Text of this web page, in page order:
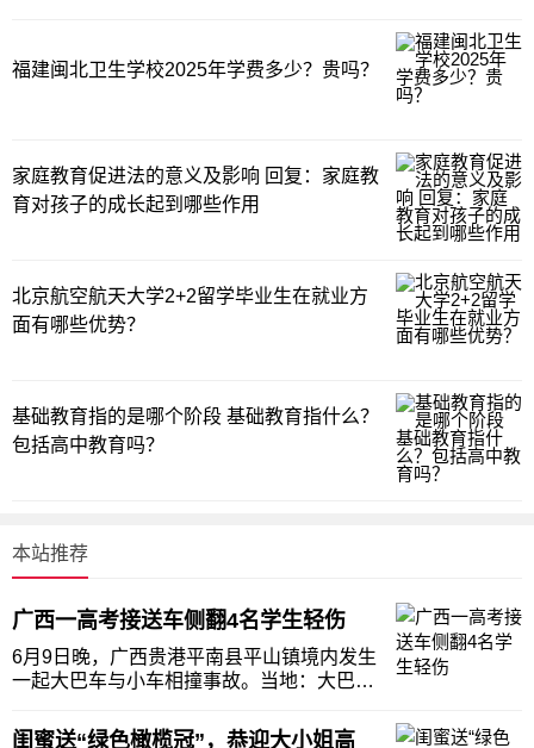
福建闽北卫生学校2025年学费多少？贵吗？
家庭教育促进法的意义及影响 回复：家庭教
育对孩子的成长起到哪些作用
北京航空航天大学2+2留学毕业生在就业方
面有哪些优势？
基础教育指的是哪个阶段 基础教育指什么？
包括高中教育吗？
本站推荐
广西一高考接送车侧翻4名学生轻伤
6月9日晚，广西贵港平南县平山镇境内发生
一起大巴车与小车相撞事故。当地：大巴是
何，小编整理如下，一起看看吧。广西一高
闺蜜送“绿色橄榄冠”，恭迎大小姐高